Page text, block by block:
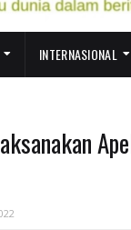
INTERNASIONAL